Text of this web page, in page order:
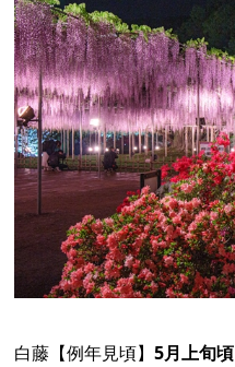
白藤 【例年見頃】5月上旬頃